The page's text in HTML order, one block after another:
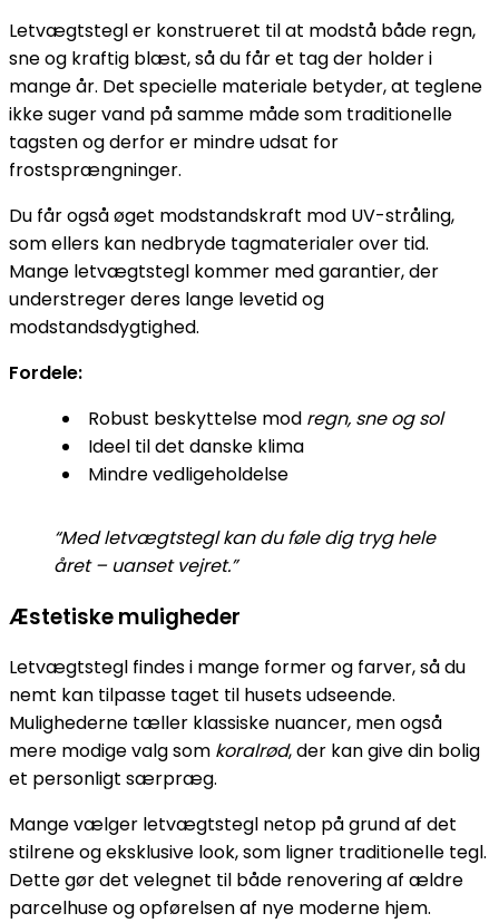
Letvægtstegl er konstrueret til at modstå både regn,
sne og kraftig blæst, så du får et tag der holder i
mange år. Det specielle materiale betyder, at teglene
ikke suger vand på samme måde som traditionelle
tagsten og derfor er mindre udsat for
frostsprængninger.
Du får også øget modstandskraft mod UV-stråling,
som ellers kan nedbryde tagmaterialer over tid.
Mange letvægtstegl kommer med garantier, der
understreger deres lange levetid og
modstandsdygtighed.
Fordele:
Robust beskyttelse mod regn, sne og sol
Ideel til det danske klima
Mindre vedligeholdelse
“Med letvægtstegl kan du føle dig tryg hele
året – uanset vejret.”
Æstetiske muligheder
Letvægtstegl findes i mange former og farver, så du
nemt kan tilpasse taget til husets udseende.
Mulighederne tæller klassiske nuancer, men også
mere modige valg som koralrød, der kan give din bolig
et personligt særpræg.
Mange vælger letvægtstegl netop på grund af det
stilrene og eksklusive look, som ligner traditionelle tegl.
Dette gør det velegnet til både renovering af ældre
parcelhuse og opførelsen af nye moderne hjem.